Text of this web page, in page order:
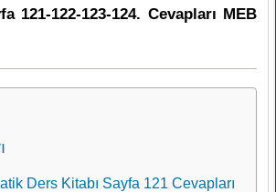
121-122-123-124. Cevapları MEB
Ders Kitabı Sayfa 121 Cevapları